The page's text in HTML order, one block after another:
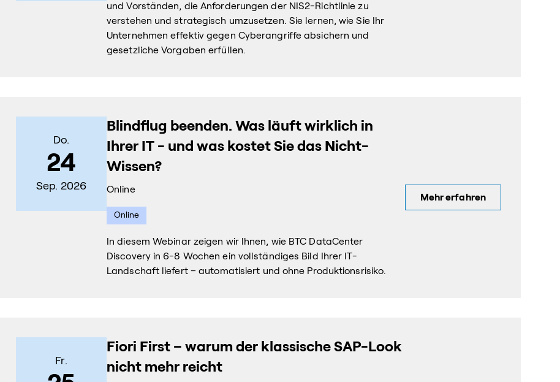
und Vorständen, die Anforderungen der NIS2-Richtlinie zu
verstehen und strategisch umzusetzen. Sie lernen, wie Sie Ihr
Unternehmen effektiv gegen Cyberangriffe absichern und
gesetzliche Vorgaben erfüllen.
Do.
24
Sep. 2026
Blindflug beenden. Was läuft wirklich in
Ihrer IT - und was kostet Sie das Nicht-
Wissen?
Online
Online
In diesem Webinar zeigen wir Ihnen, wie BTC DataCenter
Discovery in 6-8 Wochen ein vollständiges Bild Ihrer IT-
Landschaft liefert – automatisiert und ohne Produktionsrisiko.
Mehr erfahren
Fr.
Fiori First – warum der klassische SAP-Look
nicht mehr reicht